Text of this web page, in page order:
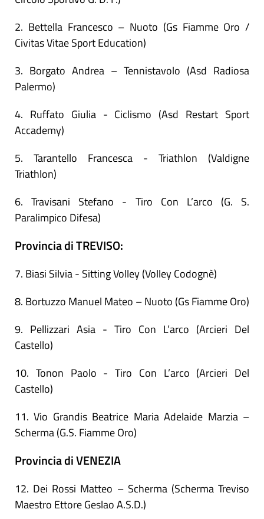
2. Bettella Francesco – Nuoto (Gs Fiamme Oro /
Civitas Vitae Sport Education)
3. Borgato Andrea – Tennistavolo (Asd Radiosa
Palermo)
4. Ruffato Giulia - Ciclismo (Asd Restart Sport
Accademy)
5. Tarantello Francesca - Triathlon (Valdigne
Triathlon)
6. Travisani Stefano - Tiro Con L’arco (G. S.
Paralimpico Difesa)
Provincia di TREVISO:
7. Biasi Silvia - Sitting Volley (Volley Codognè)
8. Bortuzzo Manuel Mateo – Nuoto (Gs Fiamme Oro)
9. Pellizzari Asia - Tiro Con L’arco (Arcieri Del
Castello)
10. Tonon Paolo - Tiro Con L’arco (Arcieri Del
Castello)
11. Vio Grandis Beatrice Maria Adelaide Marzia –
Scherma (G.S. Fiamme Oro)
Provincia di VENEZIA
12. Dei Rossi Matteo – Scherma (Scherma Treviso
Maestro Ettore Geslao A.S.D.)